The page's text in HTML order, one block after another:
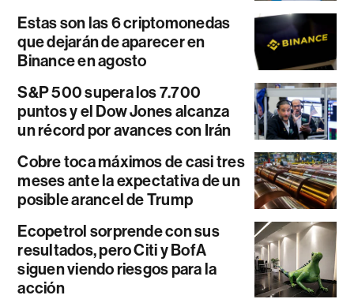
Estas son las 6 criptomonedas
que dejarán de aparecer en
Binance en agosto
S&P 500 supera los 7.700
puntos y el Dow Jones alcanza
un récord por avances con Irán
Cobre toca máximos de casi tres
meses ante la expectativa de un
posible arancel de Trump
Ecopetrol sorprende con sus
resultados, pero Citi y BofA
siguen viendo riesgos para la
acción